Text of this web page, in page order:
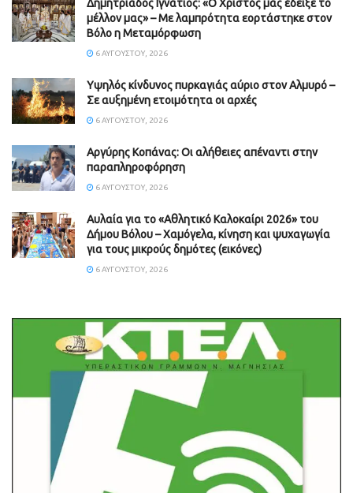
Δημητριάδος Ιγνάτιος: «Ο Χριστός μάς έδειξε το
μέλλον μας» – Με λαμπρότητα εορτάστηκε στον
Βόλο η Μεταμόρφωση
6 ΑΥΓΟΎΣΤΟΥ, 2026
Υψηλός κίνδυνος πυρκαγιάς αύριο στον Αλμυρό –
Σε αυξημένη ετοιμότητα οι αρχές
6 ΑΥΓΟΎΣΤΟΥ, 2026
Aργύρης Κοπάνας: Οι αλήθειες απέναντι στην
παραπληροφόρηση
6 ΑΥΓΟΎΣΤΟΥ, 2026
Αυλαία για το «Αθλητικό Καλοκαίρι 2026» του
Δήμου Βόλου – Χαμόγελα, κίνηση και ψυχαγωγία
για τους μικρούς δημότες (εικόνες)
6 ΑΥΓΟΎΣΤΟΥ, 2026